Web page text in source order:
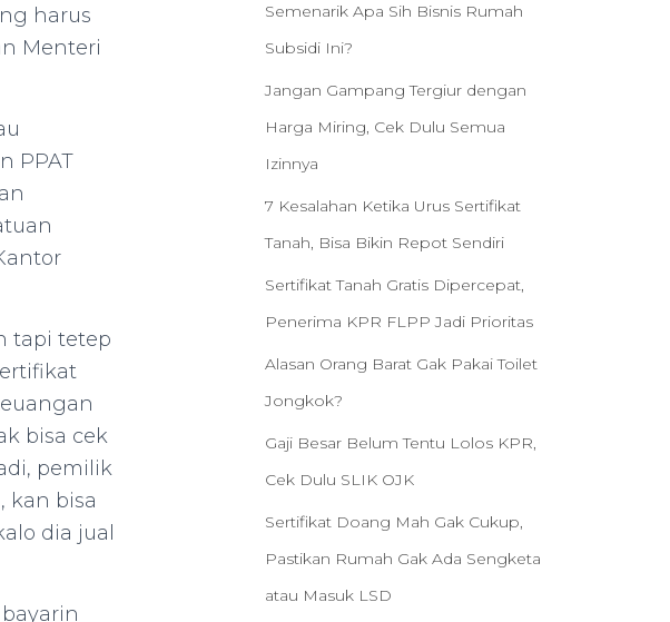
harus
Menteri
PPAT
tapi tetep
bisa cek
pemilik
kan bisa
dia jual
Semenarik Apa Sih Bisnis Rumah
Subsidi Ini?
Jangan Gampang Tergiur dengan
Harga Miring, Cek Dulu Semua
Izinnya
7 Kesalahan Ketika Urus Sertifikat
Tanah, Bisa Bikin Repot Sendiri
Sertifikat Tanah Gratis Dipercepat,
Penerima KPR FLPP Jadi Prioritas
Alasan Orang Barat Gak Pakai Toilet
Jongkok?
Gaji Besar Belum Tentu Lolos KPR,
Cek Dulu SLIK OJK
Sertifikat Doang Mah Gak Cukup,
Pastikan Rumah Gak Ada Sengketa
atau Masuk LSD